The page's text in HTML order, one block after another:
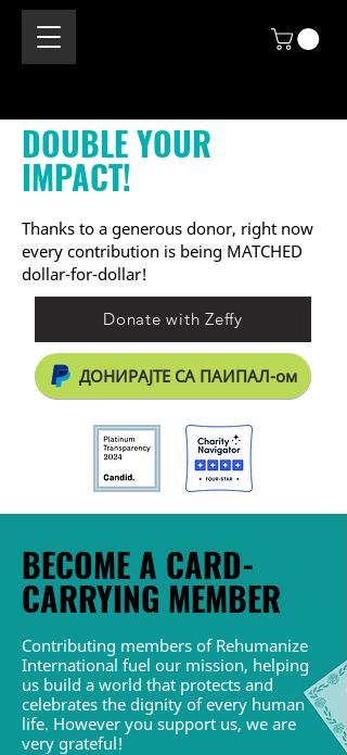
DOUBLE YOUR
IMPACT!
Thanks to a generous donor, right now
every contribution is being MATCHED
dollar-for-dollar!
Donate with Zeffy
ДОНИРАЈТЕ СА ПАИПАЛ-ом
BECOME A CARD-
CARRYING MEMBER
Contributing members of Rehumanize
International fuel our mission, helping
us build a world that protects and
celebrates the dignity of every human
life. However you support us, we are
very grateful!